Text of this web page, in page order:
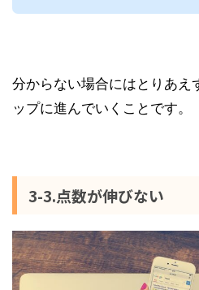
分からない場合にはとりあえ
ップに進んでいくことです。
3-3.点数が伸びない